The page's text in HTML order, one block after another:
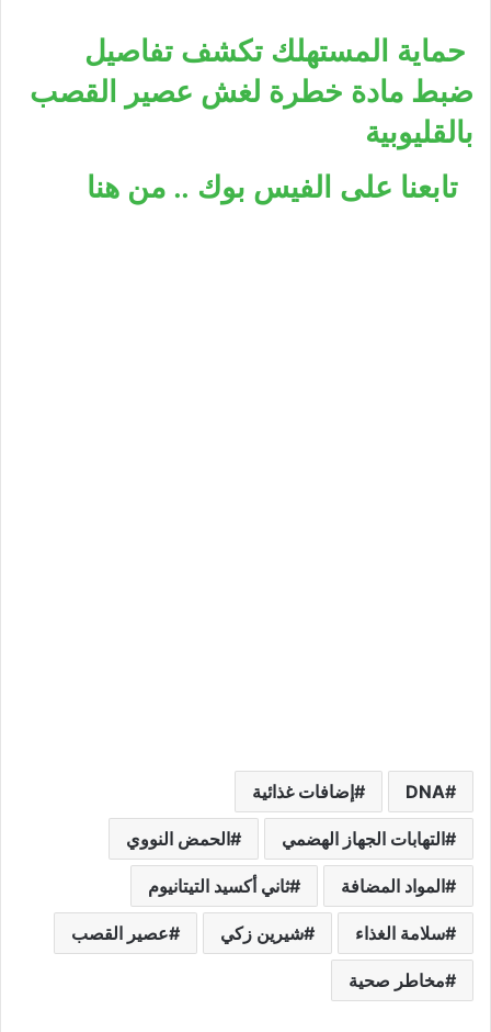
حماية المستهلك تكشف تفاصيل
ضبط مادة خطرة لغش عصير القصب
بالقليوبية
تابعنا على الفيس بوك .. من هنا
DNA إضافات غذائية
التهابات الجهاز الهضمي الحمض النووي
المواد المضافة ثاني أكسيد التيتانيوم
سلامة الغذاء شيرين زكي عصير القصب
مخاطر صحية